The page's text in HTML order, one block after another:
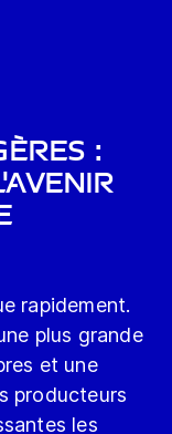
:
rapidement.
plus grande
et une
producteurs
les